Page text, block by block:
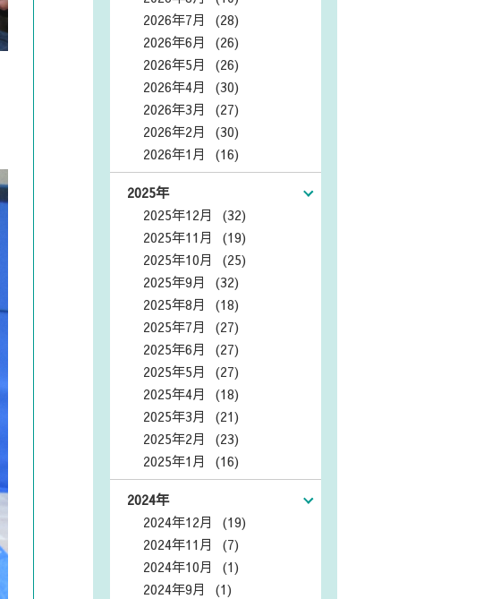
2026年7月 (28)
2026年6月 (26)
2026年5月 (26)
2026年4月 (30)
2026年3月 (27)
2026年2月 (30)
2026年1月 (16)
2025年
2025年12月 (32)
2025年11月 (19)
2025年10月 (25)
2025年9月 (32)
2025年8月 (18)
2025年7月 (27)
2025年6月 (27)
2025年5月 (27)
2025年4月 (18)
2025年3月 (21)
2025年2月 (23)
2025年1月 (16)
2024年
2024年12月 (19)
2024年11月 (7)
2024年10月 (1)
2024年9月 (1)